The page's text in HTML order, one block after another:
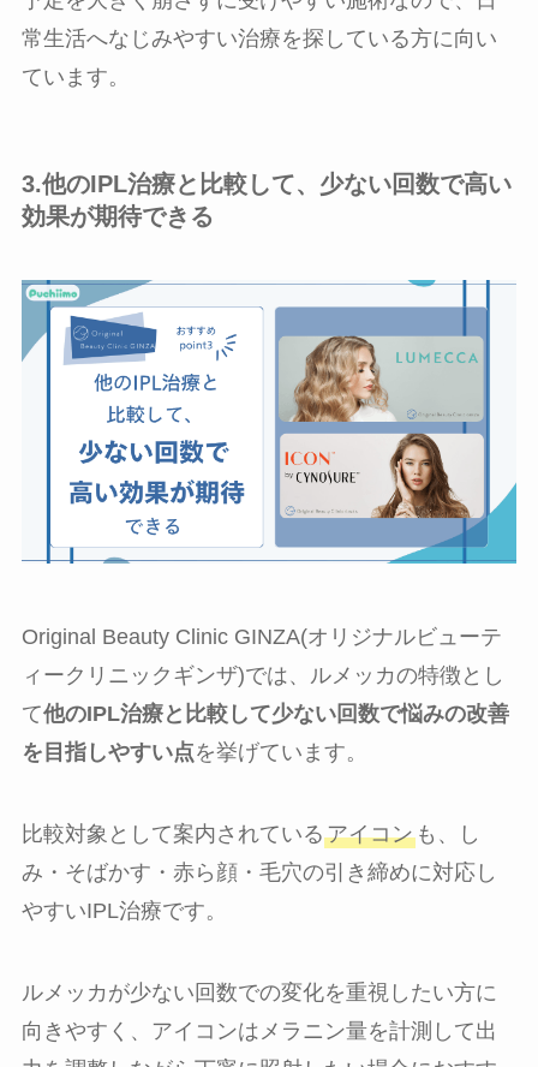
常生活へなじみやすい治療を探している方に向い
ています。
3.他のIPL治療と比較して、少ない回数で高い
効果が期待できる
Original Beauty Clinic GINZA(オリジナルビューテ
ィークリニックギンザ)では、ルメッカの特徴とし
て他のIPL治療と比較して少ない回数で悩みの改善
を目指しやすい点を挙げています。
比較対象として案内されているアイコンも、し
み・そばかす・赤ら顔・毛穴の引き締めに対応し
やすいIPL治療です。
ルメッカが少ない回数での変化を重視したい方に
向きやすく、アイコンはメラニン量を計測して出